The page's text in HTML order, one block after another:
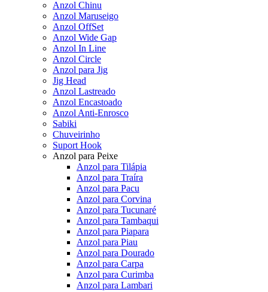
Anzol Chinu
Anzol Maruseigo
Anzol OffSet
Anzol Wide Gap
Anzol In Line
Anzol Circle
Anzol para Jig
Jig Head
Anzol Lastreado
Anzol Encastoado
Anzol Anti-Enrosco
Sabiki
Chuveirinho
Suport Hook
Anzol para Peixe
Anzol para Tilápia
Anzol para Traíra
Anzol para Pacu
Anzol para Corvina
Anzol para Tucunaré
Anzol para Tambaqui
Anzol para Piapara
Anzol para Piau
Anzol para Dourado
Anzol para Carpa
Anzol para Curimba
Anzol para Lambari